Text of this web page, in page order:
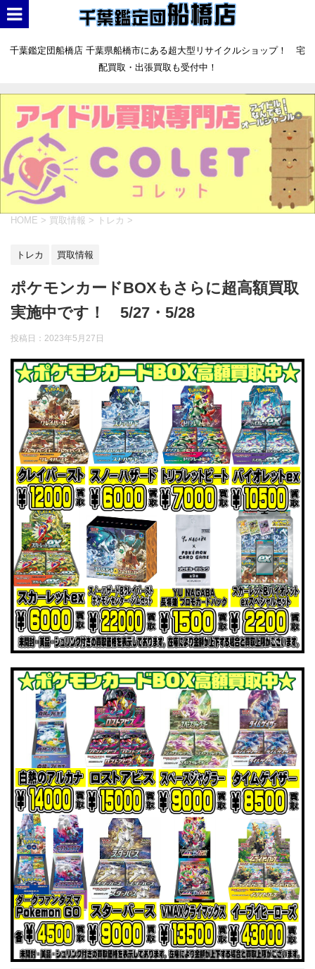
千葉鑑定団船橋店 千葉県船橋市にある超大型リサイクルショップ！ 宅
配買取・出張買取も受付中！
HOME > 買取情報 > トレカ >
トレカ 買取情報
ポケモンカードBOXもさらに超高額買取
実施中です！ 5/27・5/28
投稿日： 2023年5月27日